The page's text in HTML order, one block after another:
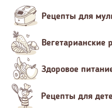
Рецепты для
Вегетарианские
Здоровое
Рецепты для